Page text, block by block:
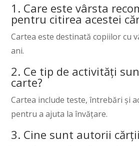
1. Care este vârsta
pentru citirea acestei
Cartea este destinată copiilor cu
ani.
2. Ce tip de activități
carte?
Cartea include teste, întrebări și
pentru a ajuta la învățare.
3. Cine sunt autorii